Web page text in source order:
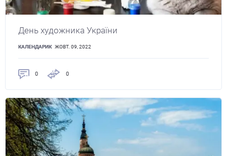
День художника України
КАЛЕНДАРИК ЖОВТ. 09, 2022
0 0